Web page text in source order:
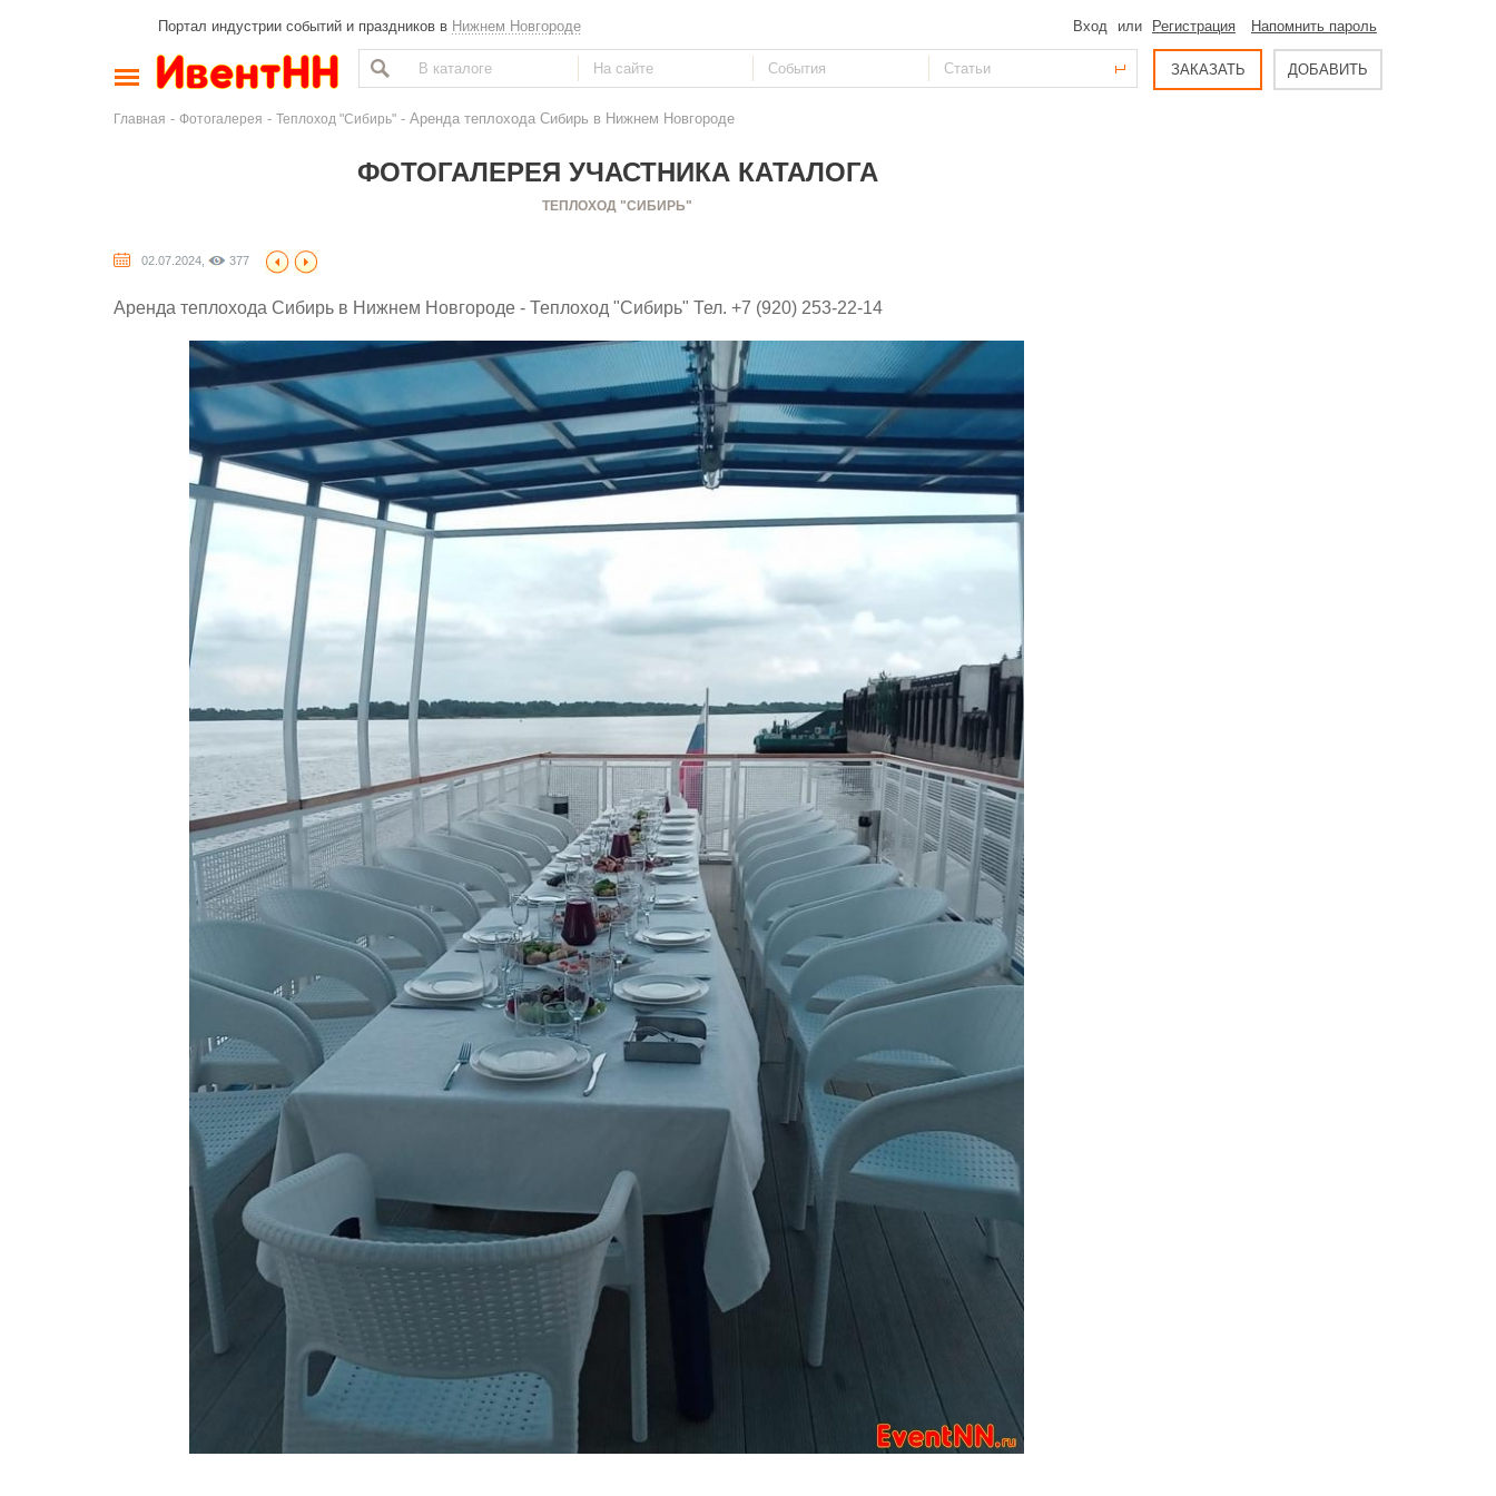
Портал индустрии событий и праздников в Нижнем Новгороде Вход или Регистрация Напомнить пароль
ЗАКАЗАТЬ ДОБАВИТЬ
Главная - Фотогалерея - Теплоход "Сибирь" - Аренда теплохода Сибирь в Нижнем Новгороде
ФОТОГАЛЕРЕЯ УЧАСТНИКА КАТАЛОГА
ТЕПЛОХОД "СИБИРЬ"
02.07.2024, 377
Аренда теплохода Сибирь в Нижнем Новгороде - Теплоход "Сибирь" Тел. +7 (920) 253-22-14